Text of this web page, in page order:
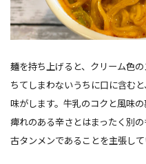
麺を持ち上げると、クリーム色
ちてしまわないうちに口に含む
味がします。牛乳のコクと風味
痺れのある辛さとはまったく別
古タンメンであることを主張して